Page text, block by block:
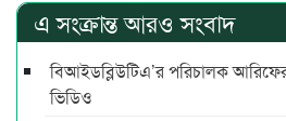
এ সংক্রান্ত আরও সংবাদ
বিআইডব্লিউটিএ’র পরিচালক
ভিডিও